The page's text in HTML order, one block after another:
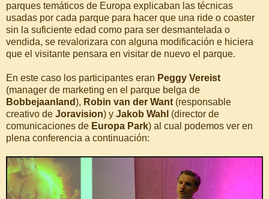
parques temáticos de Europa explicaban las técnicas
usadas por cada parque para hacer que una ride o coaster
sin la suficiente edad como para ser desmantelada o
vendida, se revalorizara con alguna modificación e hiciera
que el visitante pensara en visitar de nuevo el parque.
En este caso los participantes eran Peggy Vereist
(manager de marketing en el parque belga de
Bobbejaanland), Robin van der Want (responsable
creativo de Joravision) y Jakob Wahl (director de
comunicaciones de Europa Park) al cual podemos ver en
plena conferencia a continuación: